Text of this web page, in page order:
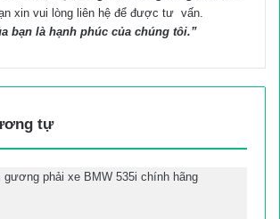
xin vui lòng liên hệ để được tư vấn.
bạn là hạnh phúc của chúng tôi.”
tự